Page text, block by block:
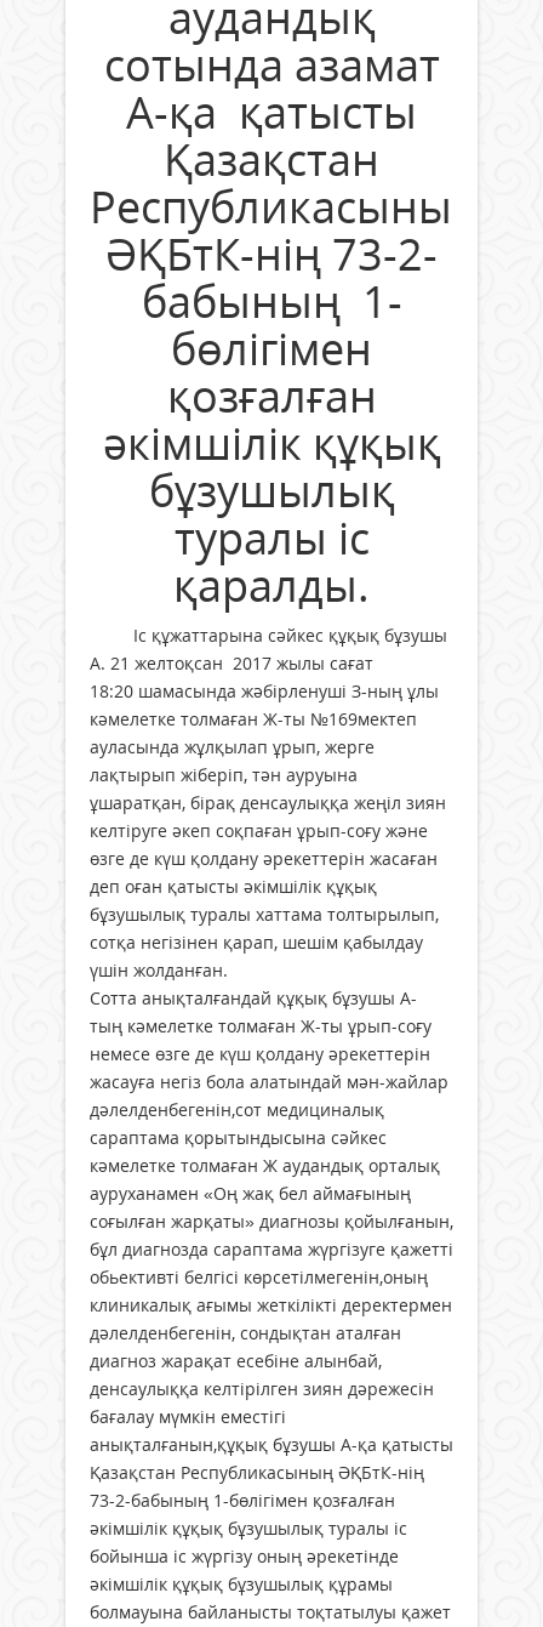
аудандық
сотында азамат
А-қа қатысты
Қазақстан
Республикасының
ӘҚБтК-нің 73-2-
бабының 1-
бөлігімен
қозғалған
әкімшілік құқық
бұзушылық
туралы іс
қаралды.
Іс құжаттарына сәйкес құқық бұзушы
А. 21 желтоқсан 2017 жылы cағат
18:20 шамасында жәбірленуші З-ның ұлы
кәмелетке толмаған Ж-ты №169мектеп
ауласында жұлқылап ұрып, жерге
лақтырып жіберіп, тән ауруына
ұшаратқан, бірақ денсаулыққа жеңіл зиян
келтіруге әкеп соқпаған ұрып-соғу және
өзге де күш қолдану әрекеттерін жасаған
деп оған қатысты әкімшілік құқық
бұзушылық туралы хаттама толтырылып,
сотқа негізінен қарап, шешім қабылдау
үшін жолданған.
Сотта анықталғандай құқық бұзушы А-
тың кәмелетке толмаған Ж-ты ұрып-соғу
немесе өзге де күш қолдану әрекеттерін
жасауға негіз бола алатындай мән-жайлар
дәлелденбегенін,сот медициналық
сараптама қорытындысына сәйкес
кәмелетке толмаған Ж аудандық орталық
ауруханамен «Оң жақ бел аймағының
соғылған жарқаты» диагнозы қойылғанын,
бұл диагнозда сараптама жүргізуге қажетті
обьективті белгісі көрсетілмегенін,оның
клиникалық ағымы жеткілікті деректермен
дәлелденбегенін, сондықтан аталған
диагноз жарақат есебіне алынбай,
денсаулыққа келтірілген зиян дәрежесін
бағалау мүмкін еместігі
анықталғанын,құқық бұзушы А-қа қатысты
Қазақстан Республикасының ӘҚБтК-нің
73-2-бабының 1-бөлігімен қозғалған
әкімшілік құқық бұзушылық туралы іс
бойынша іс жүргізу оның әрекетінде
әкімшілік құқық бұзушылық құрамы
болмауына байланысты тоқтатылуы қажет